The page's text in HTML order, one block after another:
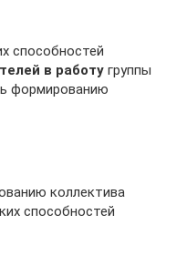
способностей
в работу группы
формированию
коллектива
способностей